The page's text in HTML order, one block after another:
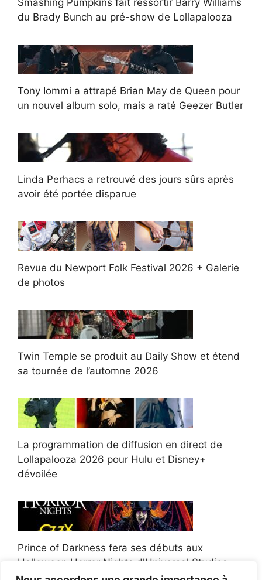
du Brady Bunch au pré-show de Lollapalooza
Tony Iommi a attrapé Brian May de Queen pour
un nouvel album solo, mais a raté Geezer Butler
Linda Perhacs a retrouvé des jours sûrs après
avoir été portée disparue
Revue du Newport Folk Festival 2026 + Galerie
de photos
Twin Temple se produit au Daily Show et étend
sa tournée de l’automne 2026
La programmation de diffusion en direct de
Lollapalooza 2026 pour Hulu et Disney+
dévoilée
Prince of Darkness fera ses débuts aux
Halloween Horror Nights d'Universal Studios